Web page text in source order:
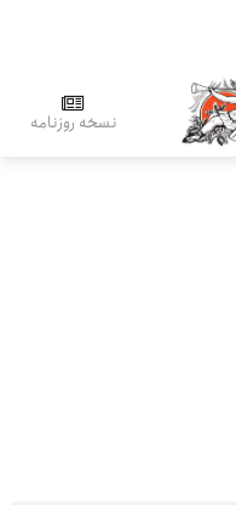
نسخه روزنامه